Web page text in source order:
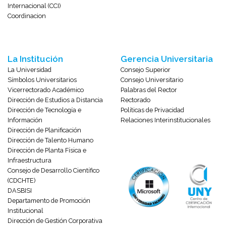
Internacional (CCI)
Coordinacion
La Institución
La Universidad
Símbolos Universitarios
Vicerrectorado Académico
Dirección de Estudios a Distancia
Dirección de Tecnología e
Información
Dirección de Planificación
Dirección de Talento Humano
Dirección de Planta Física e
Infraestructura
Consejo de Desarrollo Científico
(CDCHTE)
DASBISI
Departamento de Promoción
Institucional
Dirección de Gestión Corporativa
Gerencia Universitaria
Consejo Superior
Consejo Universitario
Palabras del Rector
Rectorado
Políticas de Privacidad
Relaciones Interinstitucionales